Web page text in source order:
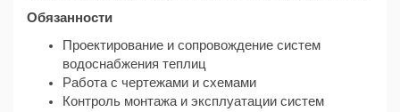
Обязанности
Проектирование и сопровождение систем
водоснабжения теплиц
Работа с чертежами и схемами
Контроль монтажа и эксплуатации систем